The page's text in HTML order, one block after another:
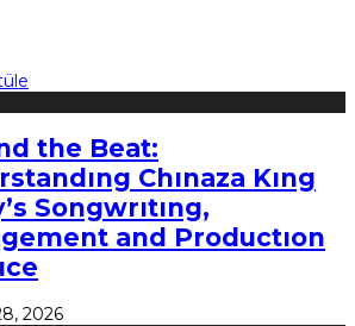
the Beat:
Chınaza Kıng
Songwrıtıng,
and Productıon
2026